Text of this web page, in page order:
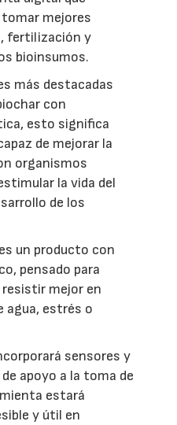
mejores
fertilización y
bioinsumos.
más destacadas
con
esto significa
de mejorar la
organismos
la vida del
de los
un producto con
pensado para
mejor en
agua, estrés o
sensores y
apoyo a la toma de
estará
y útil en